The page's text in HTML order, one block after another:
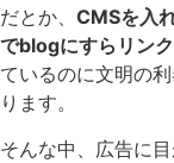
だとか、 CMSを入
でblogにすらリン
ているのに文明の
ります。
そんな中、広告に目